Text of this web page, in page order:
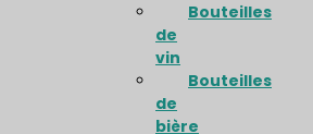
Bouteilles
de
vin
Bouteilles
de
bière